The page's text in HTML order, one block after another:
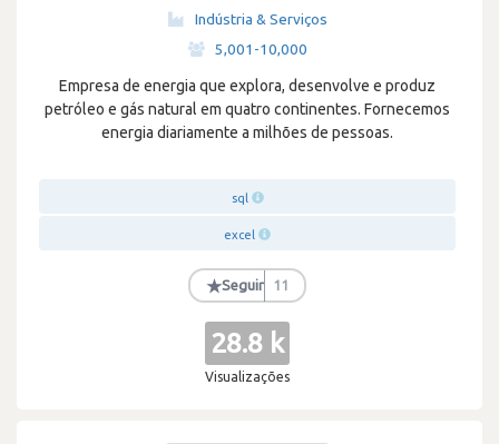
Indústria & Serviços
5,001-10,000
Empresa de energia que explora, desenvolve e produz
petróleo e gás natural em quatro continentes. Fornecemos
energia diariamente a milhões de pessoas.
sql
excel
★Seguir 11
28.8 k
Visualizações